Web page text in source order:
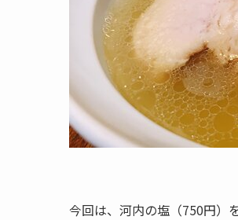
今回は、河内の塩（750円）